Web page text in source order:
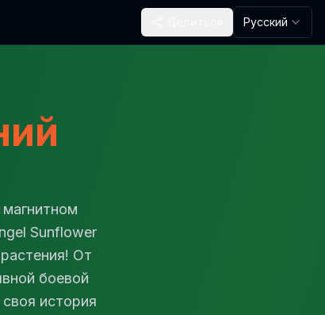
Русский
Sunflower
От
боевой
история